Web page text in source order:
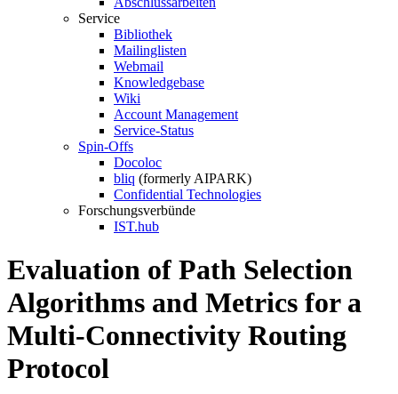
Service
Bibliothek
Mailinglisten
Webmail
Knowledgebase
Wiki
Account Management
Service-Status
Spin-Offs
Docoloc
bliq (formerly AIPARK)
Confidential Technologies
Forschungsverbünde
IST.hub
Evaluation of Path Selection
Algorithms and Metrics for a
Multi-Connectivity Routing
Protocol